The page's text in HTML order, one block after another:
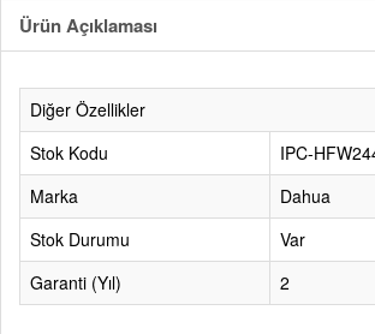
Ürün Açıklaması
Diğer Özellikler
Stok Kodu
IPC-
Marka
Dahua
Stok Durumu
Var
Garanti (Yıl)
2